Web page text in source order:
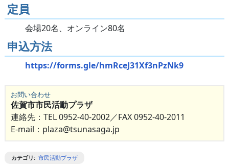
定員
会場20名、オンライン80名
申込方法
https://forms.gle/hmRceJ31Xf3nPzNk9
お問い合わせ
佐賀市市民活動プラザ
連絡先：TEL 0952-40-2002／FAX 0952-40-2011
E-mail：plaza@tsunasaga.jp
カテゴリ: 市民活動プラザ